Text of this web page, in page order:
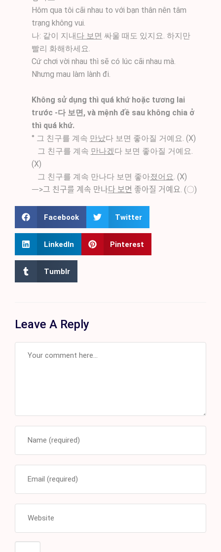
Hôm qua tôi cãi nhau to với bạn thân nên tâm
trạng không vui.
나: 같이 지내 다 보면 싸울 때도 있지요. 하지만
빨리 화해하세요.
Cứ chơi vời nhau thì sẽ có lúc cãi nhau mà.
Nhưng mau làm lành đi.
Không sử dụng thì quá khứ hoặc tương lai
trước -다 보면, và mệnh đề sau không chia ở
thì quá khứ.
° 그 친구를 계속 만났다 보면 좋아질 거예요. (X)
그 친구를 계속 만나겠다 보면 좋아질 거예요.
(X)
그 친구를 계속 만나다 보면 좋아졌어요. (X)
ᅳ>그 친구를 계속 만나다 보면 좋아질 거예요. (〇)
Facebook Twitter
LinkedIn Pinterest
Tumblr
Leave A Reply